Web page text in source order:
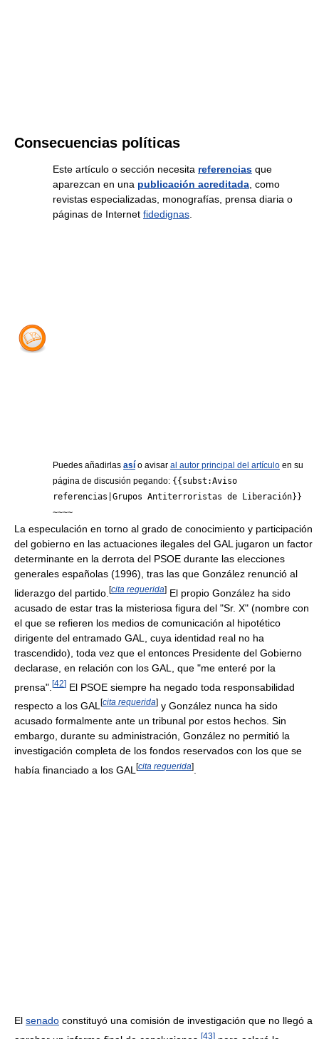
Consecuencias políticas
Este artículo o sección necesita referencias que
aparezcan en una publicación acreditada , como
revistas especializadas, monografías, prensa diaria o
páginas de Internet fidedignas
Puedes añadirlas así o avisar al autor principal del artículo en su
página de discusión pegando: {{subst:Aviso
referencias|Grupos Antiterroristas de Liberación}}
~~~~
La especulación en torno al grado de conocimiento y participación
del gobierno en las actuaciones ilegales del GAL jugaron un factor
determinante en la derrota del PSOE durante las elecciones
generales españolas (1996), tras las que González renunció al
liderazgo del partido. [cita requerida] El propio González ha sido
acusado de estar tras la misteriosa figura del "Sr. X" (nombre con
el que se refieren los medios de comunicación al hipotético
dirigente del entramado GAL, cuya identidad real no ha
trascendido), toda vez que el entonces Presidente del Gobierno
declarase, en relación con los GAL, que "me enteré por la
prensa". [42] El PSOE siempre ha negado toda responsabilidad
respecto a los GAL [cita requerida] y González nunca ha sido
acusado formalmente ante un tribunal por estos hechos. Sin
embargo, durante su administración, González no permitió la
investigación completa de los fondos reservados con los que se
había financiado a los GAL [cita requerida]
El senado constituyó una comisión de investigación que no llegó a
[43]